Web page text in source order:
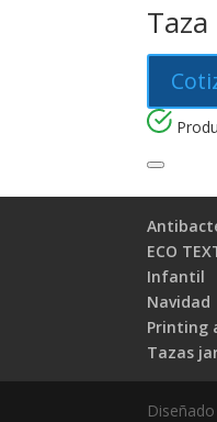
ECO
Infantil
Navidad
Printing
Tazas